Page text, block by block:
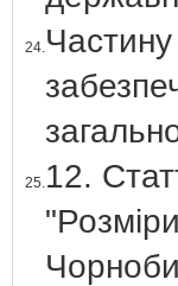
24.Частину
25.12.